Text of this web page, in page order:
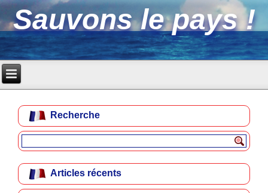
Sauvons le pays !
Recherche
Articles récents